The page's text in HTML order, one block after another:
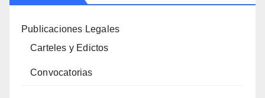
Publicaciones Legales
Carteles y Edictos
Convocatorias